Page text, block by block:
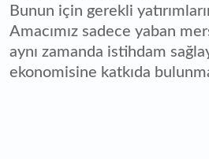
Bunun için gerekli
Amacımız sadece yaban
aynı zamanda istihdam
ekonomisine katkıda